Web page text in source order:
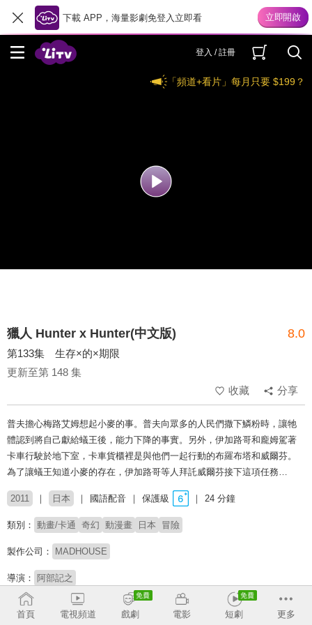
下載 APP，海量影劇免登入立即看
登入 / 註冊
「頻道+看片」每月只要 $199？
獵人 Hunter x Hunter(中文版) 8.0
第133集 生存×的×期限
更新至第 148 集
收藏
分享
普夫擔心梅路艾姆想起小麥的事。普夫向眾多的人民們撒下鱗粉時，讓牠
體認到將自己獻給蟻王後，能力下降的事實。另外，伊加路哥和龐姆駕著
卡車行駛於地下室，卡車貨櫃裡是與他們一起行動的布羅布塔和威爾芬。
為了讓蟻王知道小麥的存在，伊加路哥等人拜託威爾芬接下這項任務…
2011 日本 國語配音 保護級 24 分鐘
類別： 動畫/卡通 奇幻 動漫畫 日本 冒險
製作公司： MADHOUSE
導演： 阿部記之
配音： 劉如蘋
錢欣郁
首頁
電視頻道 戲劇 電影 短劇 更多